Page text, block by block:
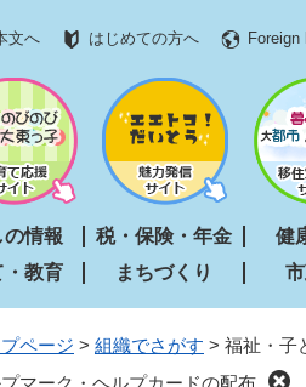
文へ はじめての方へ Foreign
情報 税・保険・年金
健
・教育
まちづくり
プページ > 組織でさがす > 福祉・子
マーク・ヘルプカードの配布